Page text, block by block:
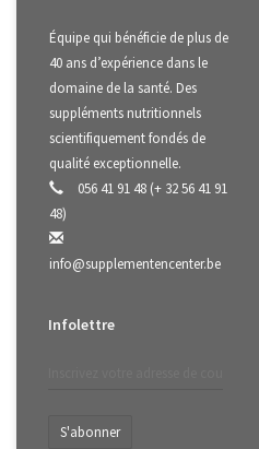
Équipe qui bénéficie de plus de
40 ans d’expérience dans le
domaine de la santé. Des
suppléments nutritionnels
scientifiquement fondés de
qualité exceptionnelle.
056 41 91 48 (+ 32 56 41 91
48)
info@supplementencenter.be
Infolettre
S'abonner